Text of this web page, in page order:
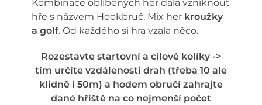
Kombinace oblíbených her dala vzniknout
hře s názvem Hookbruč. Mix her kroužky
a golf. Od každého si hra vzala něco.
Rozestavte startovní a cílové kolíky ->
tím určíte vzdálenosti drah (třeba 10 ale
klidně i 50m) a hodem obručí zahrajte
dané hřiště na co nejmenší počet